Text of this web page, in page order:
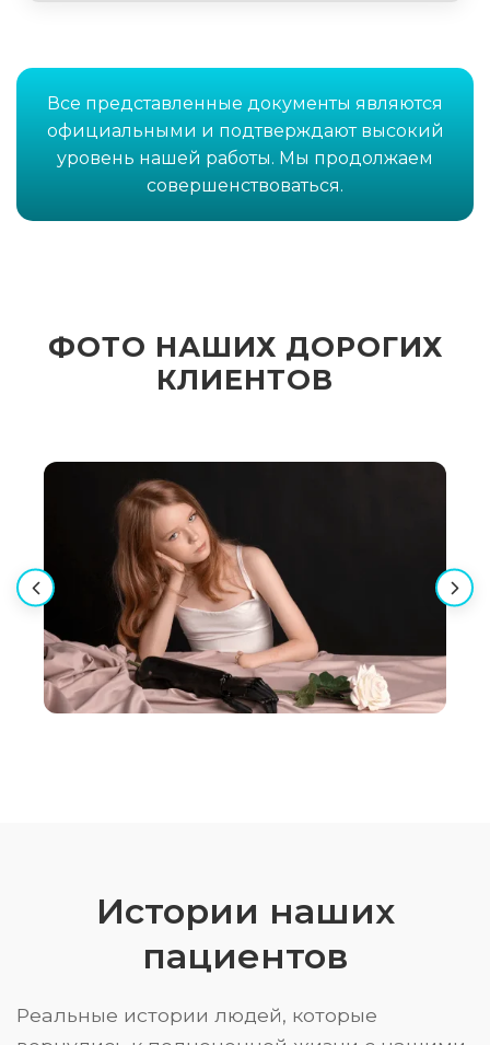
Все представленные документы являются
официальными и подтверждают высокий
уровень нашей работы. Мы продолжаем
совершенствоваться.
ФОТО НАШИХ ДОРОГИХ
КЛИЕНТОВ
Истории наших
пациентов
Реальные истории людей, которые